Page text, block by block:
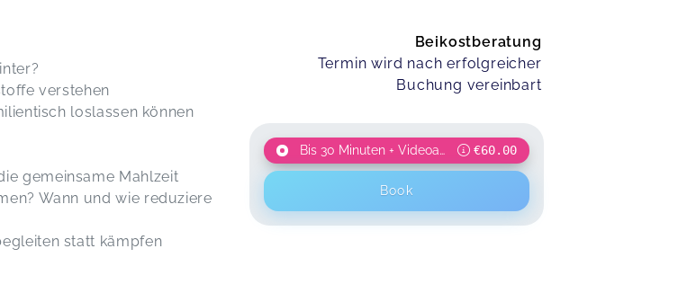
verstehen
loslassen können
gemeinsame Mahlzeit
Wann und wie reduziere
statt kämpfen
Beikostberatung
Termin wird nach erfolgreicher
Buchung vereinbart
Bis 30 Minuten + Videoauswertung
€60.00
Book